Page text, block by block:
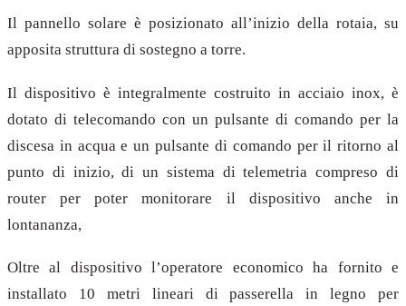
Il pannello solare è posizionato all’inizio della rotaia, su
apposita struttura di sostegno a torre.
Il dispositivo è integralmente costruito in acciaio inox, è
dotato di telecomando con un pulsante di comando per la
discesa in acqua e un pulsante di comando per il ritorno al
punto di inizio, di un sistema di telemetria compreso di
router per poter monitorare il dispositivo anche in
lontananza,
Oltre al dispositivo l’operatore economico ha fornito e
installato 10 metri lineari di passerella in legno per